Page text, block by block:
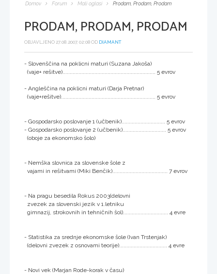
Domov Forum Mali oglasi Prodam, Prodam, Prodam
PRODAM, PRODAM, PRODAM
OBJAVLJENO 27.08.2007, 02:08 OD DIAMANT
- Slovenščina na poklicni maturi (Suzana Jakoša)
(vaje+ rešitve)................................................................ 5 evrov
- Angleščina na poklicni maturi (Darja Pretnar)
(vaje+rešitve)................................................................. 5 evrov
- Gospodarsko poslovanje 1 (učbenik).............................. 5 evrov
- Gospodarsko poslovanje 2 (učbenik).............................. 5 evrov
(oboje za ekonomsko šolo)
- Nemška slovnica za slovenske šole z
vajami in rešitvami (Miki Benčik)...................................... 7 evrov
- Na pragu besedila Rokus 2003(delovni
zvezek za slovenski jezik v 1.letniku
gimnazij, strokovnih in tehničnih šol)............................... 4 evre
- Statistika za srednje ekonomske šole (Ivan Trstenjak)
(delovni zvezek z osnovami teorije)................................. 4 evre
- Novi vek (Marjan Rode-korak v času)